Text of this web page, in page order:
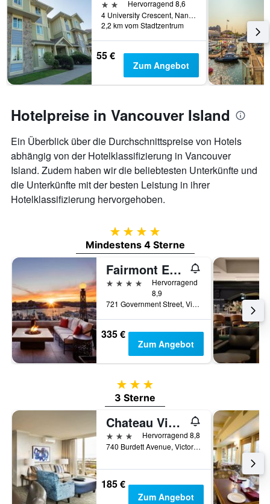
2 SterneHervorragend 8,6
4 University Crescent, Nanaimo, BC, Kanada
2,2 km vom Stadtzentrum
55 €
Zum Angebot
Hotelpreise in Vancouver Island
Ein Überblick über die Durchschnittspreise von Hotels
abhängig von der Hotelklassifizierung in Vancouver
Island. Zudem haben wir die beliebtesten Unterkünfte und
die Unterkünfte mit der besten Leistung in ihrer
Hotelklassifizierung hervorgehoben.
4 Sterne
Mindestens 4 Sterne
Fairmont Empress
4 Sterne
Hervorragend
8,9
721 Government Street, Victoria, BC, Kanada
335 €
Zum Angebot
3 Sterne
3 Sterne
Chateau Victoria Hotel and Suites
3 Sterne
Hervorragend 8,8
740 Burdett Avenue, Victoria, BC, Kanada
185 €
Zum Angebot